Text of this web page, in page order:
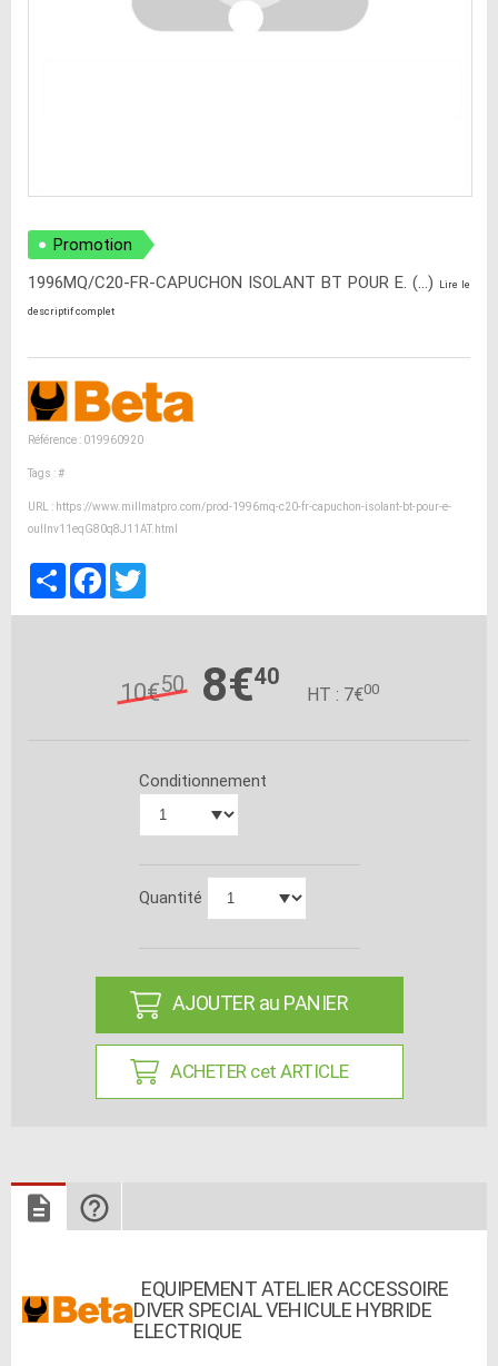
Promotion
1996MQ/C20-FR-CAPUCHON ISOLANT BT POUR E. (...)
Lire le
descriptif complet
Référence : 019960920
Tags :#
URL : https://www.millmatpro.com/prod-1996mq-c20-fr-capuchon-isolant-bt-pour-e-
oulInv11eqG80q8J11AT.html
PartagerFacebook
10€50 8€40
HT : 7€00
Conditionnement
Quantité
AJOUTER au PANIER
ACHETER cet ARTICLE
EQUIPEMENT ATELIER ACCESSOIRE
DIVER SPECIAL VEHICULE HYBRIDE
ELECTRIQUE